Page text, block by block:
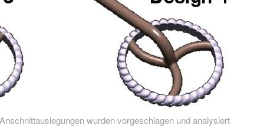
wurden vorgeschlagen und analysiert